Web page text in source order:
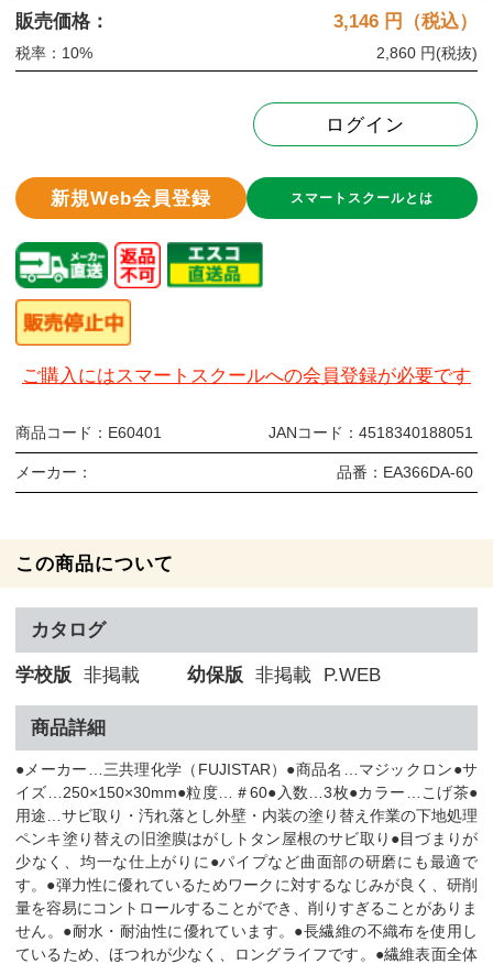
販売価格： 3,146 円（税込）
税率：10% 2,860 円(税抜)
ログイン
新規Web会員登録 スマートスクールとは
ご購入にはスマートスクールへの会員登録が必要です
商品コード： E60401 JANコード： 4518340188051
メーカー： 品番： EA366DA-60
この商品について
カタログ
学校版 非掲載 幼保版 非掲載 P.WEB
商品詳細
●メーカー…三共理化学（FUJISTAR）●商品名…マジックロン●サ
イズ…250×150×30mm●粒度…＃60●入数…3枚●カラー…こげ茶●
用途…サビ取り・汚れ落とし外壁・内装の塗り替え作業の下地処理
ペンキ塗り替えの旧塗膜はがしトタン屋根のサビ取り●目づまりが
少なく、均一な仕上がりに●パイプなど曲面部の研磨にも最適で
す。●弾力性に優れているためワークに対するなじみが良く、研削
量を容易にコントロールすることができ、削りすぎることがありま
せん。●耐水・耐油性に優れています。●長繊維の不織布を使用し
ているため、ほつれが少なく、ロングライフです。●繊維表面全体